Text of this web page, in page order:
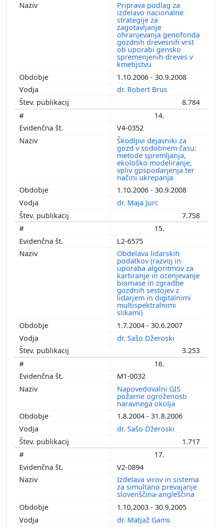
Priprava podlag za
izdelavo nacionalne
strategije za
zagotavljanje
ohranjevanja genofonda
gozdnih drevesnih vrst
ob uporabi gensko
spremenjenih dreves v
kmetijstvu
1.10.2006 - 30.9.2008
dr. Robert Brus
8.784
14.
V4-0352
Škodljivi dejavniki za
gozd v sodobnem času:
metode spremljanja,
ekološko modeliranje,
vpliv gpspodarjenja ter
načini ukrepanja
1.10.2006 - 30.9.2008
dr. Maja Jurc
7.758
15.
L2-6575
Obdelava lidarskih
podatkov (razvoj in
uporaba algoritmov za
kartiranje in ocenjevanje
biomase in zgradbe
gozdnih sestojev z
lidarjem in digitalnimi
multispektralnimi
slikami)
1.7.2004 - 30.6.2007
dr. Sašo Džeroski
3.253
16.
M1-0032
Napovedovalni GIS
požarne ogroženosti
naravnega okolja
1.8.2004 - 31.8.2006
dr. Sašo Džeroski
1.717
17.
V2-0894
Izdelava virov in sistema
za simultano prevajanje
slovenščina-angleščina
1.10.2003 - 30.9.2005
dr. Matjaž Gams